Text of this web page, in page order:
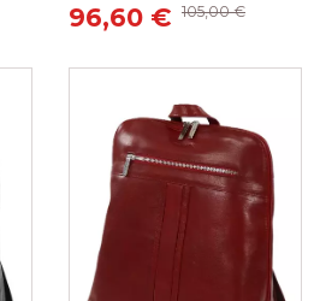
96,60 € 105,00 €